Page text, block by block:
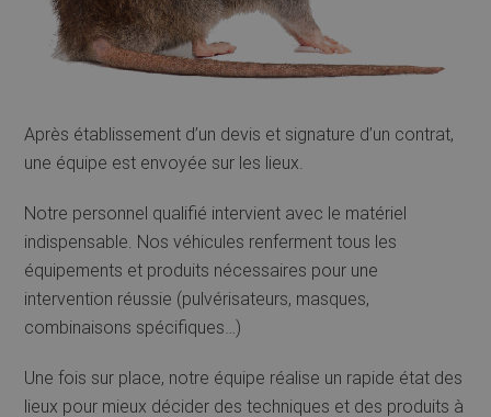
Après établissement d’un devis et signature d’un contrat,
une équipe est envoyée sur les lieux.
Notre personnel qualifié intervient avec le matériel
indispensable. Nos véhicules renferment tous les
équipements et produits nécessaires pour une
intervention réussie (pulvérisateurs, masques,
combinaisons spécifiques…)
Une fois sur place, notre équipe réalise un rapide état des
lieux pour mieux décider des techniques et des produits à